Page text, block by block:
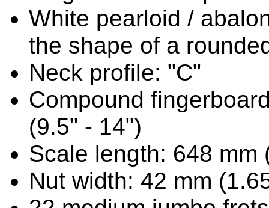
White pearloid /
the shape of a
Neck profile: "C"
Compound
(9.5" - 14")
Scale length: 648 mm
Nut width: 42 mm